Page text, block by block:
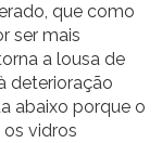
que como
ser mais
a lousa de
deterioração
abaixo porque o
vidros